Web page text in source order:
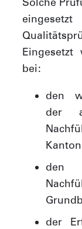
Eingesetzt
bei:
den
der
den
der